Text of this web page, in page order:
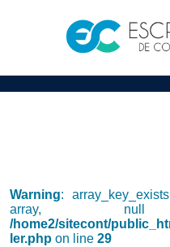
Warning:
array,
/home2/sitecont/
ler.php on line 29